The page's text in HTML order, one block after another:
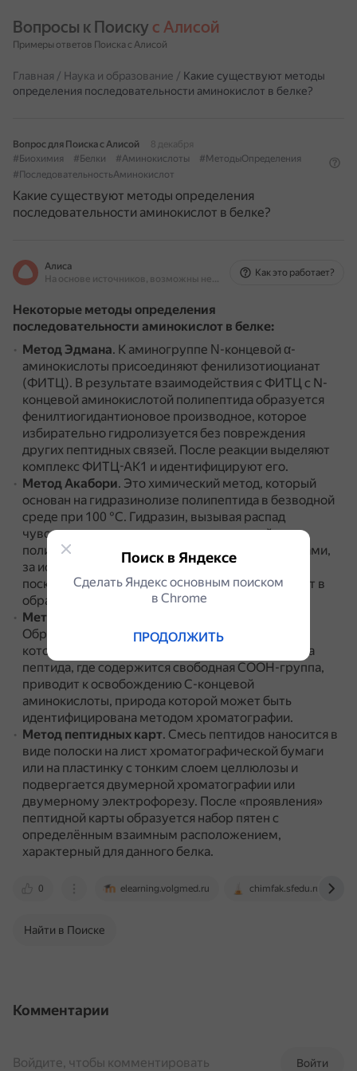
Вопросы к Поиску с Алисой
Примеры ответов Поиска с Алисой
Главная / Наука и образование / Какие существуют методы
определения последовательности аминокислот в белке?
Вопрос для Поиска с Алисой
8 декабря
#Биохимия
#Белки #Аминокислоты
#МетодыОпределения
#ПоследовательностьАминокислот
Какие существуют методы определения
последовательности аминокислот в белке?
Алиса
На основе источников, возможны неточности
Как это работает?
Некоторые методы определения
последовательности аминокислот в белке:
Метод Эдмана. К аминогруппе Ν-концевой α-
аминокислоты присоединяют фенилизотиоцианат
(ФИТЦ). В результате взаимодействия с ФИТЦ с N-
концевой аминокислотой полипептида образуется
фенилтиогидантионовое производное, которое
избирательно гидролизуется без повреждения
других пептидных связей. После реакции выделяют
комплекс ФИТЦ-АК1 и идентифицируют его.
Метод Акабори. Это химический метод, который
основан на гидразинолизе полипептида в безводной
среде при 100 °С. Гидразин, вызывая распад
чувствительных к нему пептидных связей
полипептида, реагирует со всеми аминокислотами,
за исключением С-концевой аминокислоты,
поскольку её карбоксильная группа не участвует в
образовании пептидной связи.
Метод с применением карбоксипептидазы
Обработка полипептида карбоксипептидазой,
которая разрывает пептидную связь с того конца
пептида, где содержится свободная СООН-группа,
приводит к освобождению С-концевой
аминокислоты, природа которой может быть
идентифицирована методом хроматографии.
Метод пептидных карт. Смесь пептидов наносится в
виде полоски на лист хроматографической бумаги
или на пластинку с тонким слоем целлюлозы и
подвергается двумерной хроматографии или
двумерному электрофорезу. После «проявления»
пептидной карты образуется набор пятен с
определённым взаимным расположением,
характерный для данного белка.
0 elearning.volgmed.ru chimfak.sfedu.ru
Найти в Поиске
Комментарии
Войти
Войдите, чтобы комментировать
Поиск в Яндексе
Сделать Яндекс основным поиском
в Сhrome
ПРОДОЛЖИТЬ